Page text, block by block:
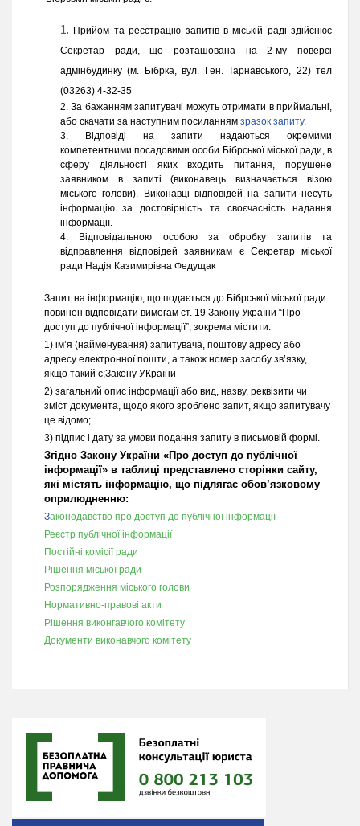
Прийом та реєстрацію запитів в міській раді здійснює
Секретар ради, що розташована на 2-му поверсі
адмінбудинку (м. Бібрка, вул. Ген. Тарнавського, 22) тел
(03263) 4-32-35
За бажанням запитувачі можуть отримати в приймальні,
або скачати за наступним посиланням зразок запиту.
Відповіді на запити надаються окремими
компетентними посадовими особи Бібрської міської ради, в
сферу діяльності яких входить питання, порушене
заявником в запиті (виконавець визначається візою
міського голови). Виконавці відповідей на запити несуть
інформацію за достовірність та своєчасність надання
інформації.
Відповідальною особою за обробку запитів та
відправлення відповідей заявникам є Секретар міської
ради Надія Казимирівна Федущак
Запит на інформацію, що подається до Бібрської міської ради
повинен відповідати вимогам ст. 19 Закону України “Про
доступ до публічної інформації”, зокрема містити:
1) ім’я (найменування) запитувача, поштову адресу або
адресу електронної пошти, а також номер засобу зв’язку,
якщо такий є;Закону УКраїни
2) загальний опис інформації або вид, назву, реквізити чи
зміст документа, щодо якого зроблено запит, якщо запитувачу
це відомо;
3) підпис і дату за умови подання запиту в письмовій формі.
Згідно Закону України «Про доступ до публічної
інформації» в таблиці представлено сторінки сайту,
які містять інформацію, що підлягає обов’язковому
оприлюдненню:
Законодавство про доступ до публічної інформації
Реєстр публічної інформації
Постійні комісії ради
Рішення міської ради
Розпорядження міського голови
Нормативно-правові акти
Рішення виконгавчого комітету
Документи виконавчого комітету